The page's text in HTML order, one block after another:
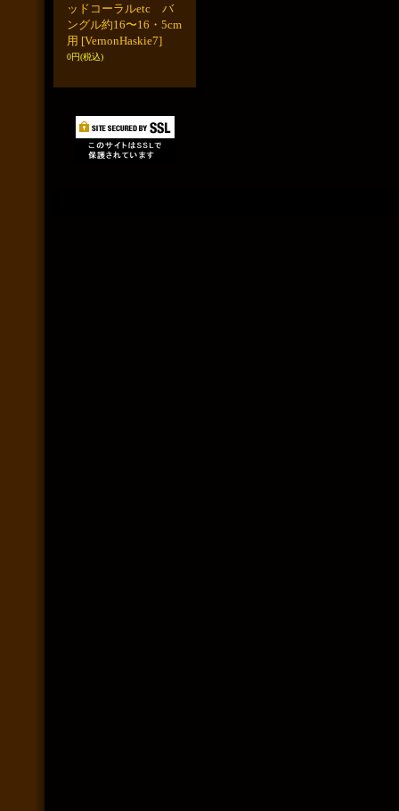
ッドコーラルetc バ
ングル約16〜16・5cm
用 [VernonHaskie7]
0円(税込)